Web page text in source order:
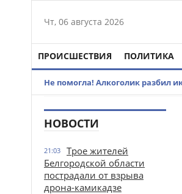
Чт, 06 августа 2026
ПРОИСШЕСТВИЯ ПОЛИТИКА
Не помогла! Алкоголик разбил
НОВОСТИ
21:03
Трое жителей
Белгородской области
пострадали от взрыва
дрона-камикадзе